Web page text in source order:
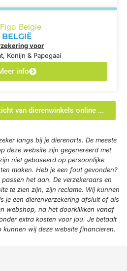
BELGIË
voor
Konijn & Papegaai
info
van dierenwinkels online ...
langs bij je dierenarts. De meeste
deze website zijn gegenereerd met
niet gebaseerd op persoonlijke
maken. Heb je een fout gevonden?
het aan. De verzekeraars en
te zien zijn, zijn reclame. Wij kunnen
je een dierenverzekering afsluit of als
webshop, na het doorklikken vanaf
extra kosten voor jou. Je betaalt
wij deze website financieren.